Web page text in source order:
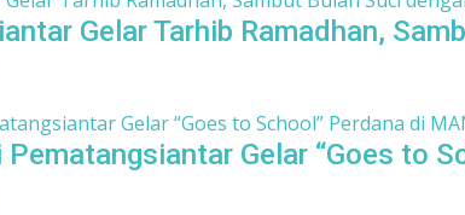
Gelar Tarhib Ramadhan,
Pematangsiantar Gelar “Goes to